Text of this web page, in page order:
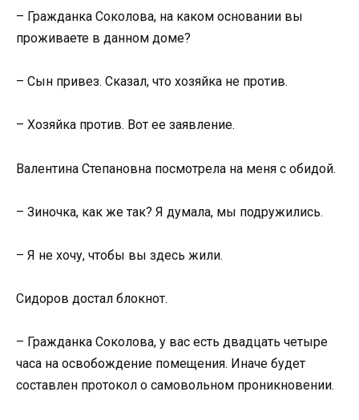
– Гражданка Соколова, на каком основании вы
проживаете в данном доме?
– Сын привез. Сказал, что хозяйка не против.
– Хозяйка против. Вот ее заявление.
Валентина Степановна посмотрела на меня с обидой.
– Зиночка, как же так? Я думала, мы подружились.
– Я не хочу, чтобы вы здесь жили.
Сидоров достал блокнот.
– Гражданка Соколова, у вас есть двадцать четыре
часа на освобождение помещения. Иначе будет
составлен протокол о самовольном проникновении.